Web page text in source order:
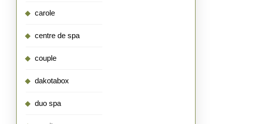
carole
centre de spa
couple
dakotabox
duo spa